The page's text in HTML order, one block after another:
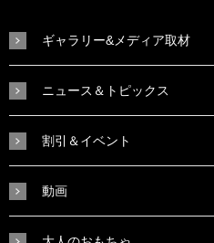
ギャラリー&メディア取材
ニュース＆トピックス
割引＆イベント
動画